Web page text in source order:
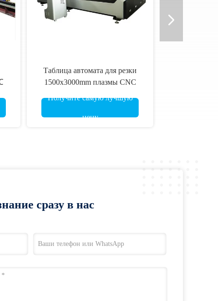
Таблица автомата для резки
1500x3000mm плазмы CNC
Получите самую лучшую
цену
сразу в нас